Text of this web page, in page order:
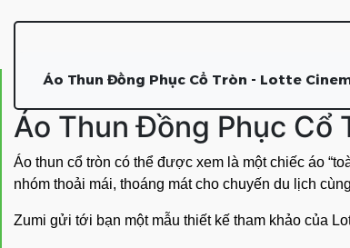
Áo Thun Đồng Phục Cổ Tròn - Lotte
Áo Thun Đồng Phục Cổ
Áo thun cổ tròn có thể được xem là một chiếc áo
nhóm thoải mái, thoáng mát cho chuyến du lịch
Zumi gửi tới bạn một mẫu thiết kế tham khảo của